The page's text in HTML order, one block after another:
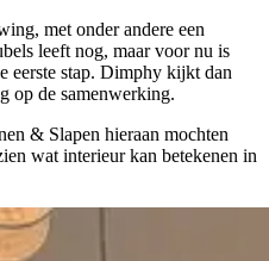
met onder andere een
leeft nog, maar voor nu is
eerste stap. Dimphy kijkt dan
op de samenwerking.
& Slapen hieraan mochten
wat interieur kan betekenen in